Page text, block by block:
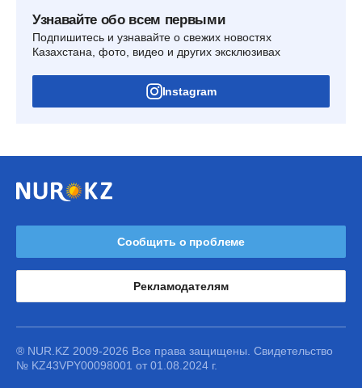
Узнавайте обо всем первыми
Подпишитесь и узнавайте о свежих новостях
Казахстана, фото, видео и других эксклюзивах
Instagram
Сообщить о проблеме
Рекламодателям
® NUR.KZ 2009-2026 Все права защищены. Свидетельство
№ KZ43VPY00098001 от 01.08.2024 г.